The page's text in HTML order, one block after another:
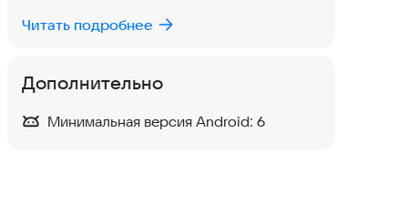
Читать подробнее
Дополнительно
Минимальная версия Android: 6